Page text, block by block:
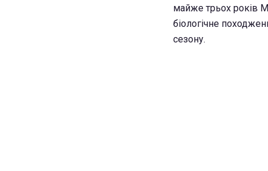
майже трьох років
біологічне
сезону.